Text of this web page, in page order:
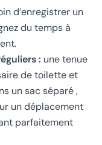
d’enregistrer un
du temps à
: une tenue
de toilette et
un sac séparé ,
un déplacement
parfaitement